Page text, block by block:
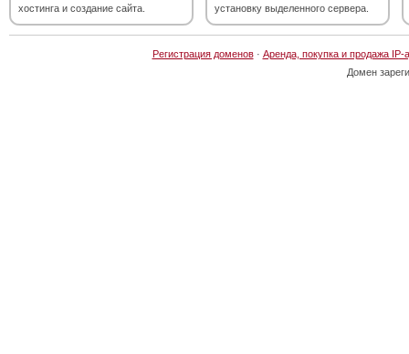
хостинга и создание сайта.
установку выделенного сервера.
Регистрация доменов· Аренда, покупка и продажа IP-
Домен